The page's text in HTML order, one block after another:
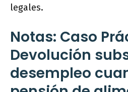
legales.
Notas: Caso
Devolución
desempleo